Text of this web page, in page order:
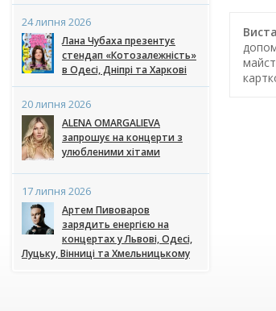
24 липня 2026
Лана Чубаха презентує
стендап «Котозалежність»
в Одесі, Дніпрі та Харкові
20 липня 2026
ALENA OMARGALIEVA
запрошує на концерти з
улюбленими хітами
17 липня 2026
Артем Пивоваров
зарядить енергією на
концертах у Львові, Одесі,
Луцьку, Вінниці та Хмельницькому